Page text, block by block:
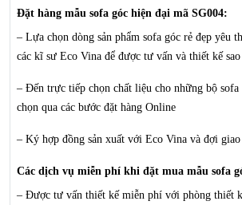
Đặt hàng mẫu sofa góc hiện đại mã SG004:
– Lựa chọn dòng sản phẩm sofa góc rẻ đẹp yêu
các kĩ sư Eco Vina để được tư vấn và thiết kế
– Đến trực tiếp chọn chất liệu cho những bộ
chọn qua các bước đặt hàng Online
– Ký hợp đồng sản xuất với Eco Vina và đợi
Các dịch vụ miễn phí khi đặt mua mẫu sofa
– Được tư vấn thiết kế miễn phí với phòng thiết